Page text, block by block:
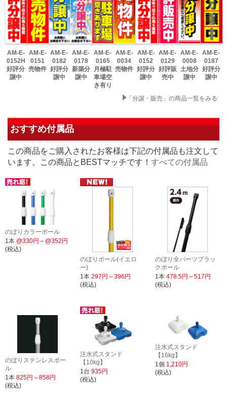
AM-E-
0152H
好評分
譲中
AM-E-
0151
売物件
AM-E-
0182
好評分
譲中
AM-E-
0178
新築分
譲中
AM-E-
0165
月極駐
車場空
き有り
AM-E-
0034
売物件
AM-E-
0152
好評分
譲中
AM-E-
0129
好評販
売中
AM-E-
0008
土地分
譲中
AM-E-
0187
好評分
譲中
「分譲・販売」の商品一覧をみる
おすすめ付属品
この商品をご購入されたお客様は下記の付属品も注文して
います。この商品とBESTマッチです！ すべての付属品
のぼりカラーポール
1本 @330円～@352円
(税込)
のぼりポール(イエロ
ー)
1本 297円～396円
(税込)
のぼり全パーツブラッ
クポール
1本 478.5円～517円
(税込)
のぼりステンレスポー
ル
1本 825円～858円
(税込)
注水式スタンド
【10kg】
1台 935円
(税込)
注水式スタンド
【16kg】
1個 1,210円
(税込)